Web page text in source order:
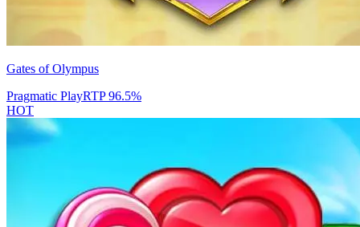
Gates of Olympus
Pragmatic PlayRTP96.5%
HOT